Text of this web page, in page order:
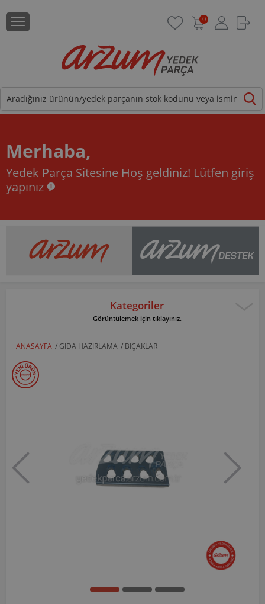
0
Merhaba,
Yedek Parça Sitesine Hoş geldiniz! Lütfen giriş
yapınız
Kategoriler
Görüntülemek için tıklayınız.
ANASAYFA / GIDA HAZIRLAMA / BIÇAKLAR